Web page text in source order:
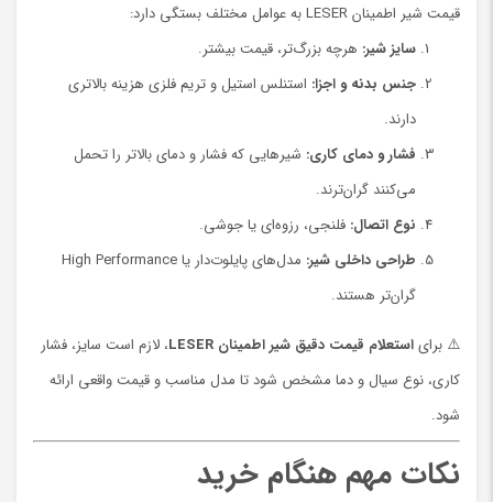
قیمت شیر اطمینان LESER به عوامل مختلف بستگی دارد:
سایز شیر: هرچه بزرگ‌تر، قیمت بیشتر.
جنس بدنه و اجزا: استنلس استیل و تریم فلزی هزینه بالاتری
دارند.
فشار و دمای کاری: شیرهایی که فشار و دمای بالاتر را تحمل
می‌کنند گران‌ترند.
نوع اتصال: فلنجی، رزوه‌ای یا جوشی.
طراحی داخلی شیر:
مدل‌های پایلوت‌دار یا High Performance
گران‌تر هستند.
⚠️ برایاستعلام قیمت دقیق شیر اطمینان LESER
، لازم است سایز، فشار
کاری، نوع سیال و دما مشخص شود تا مدل مناسب و قیمت واقعی ارائه
شود.
نکات مهم هنگام خرید